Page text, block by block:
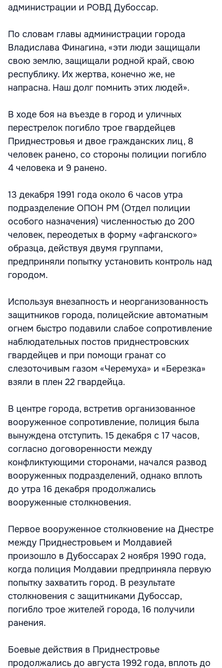
администрации и РОВД Дубоссар.
По словам главы администрации города
Владислава Финагина, «эти люди защищали
свою землю, защищали родной край, свою
республику. Их жертва, конечно же, не
напрасна. Наш долг помнить этих людей».
В ходе боя на въезде в город и уличных
перестрелок погибло трое гвардейцев
Приднестровья и двое гражданских лиц, 8
человек ранено, со стороны полиции погибло
4 человека и 9 ранено.
13 декабря 1991 года около 6 часов утра
подразделение ОПОН РМ (Отдел полиции
особого назначения) численностью до 200
человек, переодетых в форму «афганского»
образца, действуя двумя группами,
предприняли попытку установить контроль над
городом.
Используя внезапность и неорганизованность
защитников города, полицейские автоматным
огнем быстро подавили слабое сопротивление
наблюдательных постов приднестровских
гвардейцев и при помощи гранат со
слезоточивым газом «Черемуха» и «Березка»
взяли в плен 22 гвардейца.
В центре города, встретив организованное
вооруженное сопротивление, полиция была
вынуждена отступить. 15 декабря с 17 часов,
согласно договоренности между
конфликтующими сторонами, начался развод
вооруженных подразделений, однако вплоть
до утра 16 декабря продолжались
вооруженные столкновения.
Первое вооруженное столкновение на Днестре
между Приднестровьем и Молдавией
произошло в Дубоссарах 2 ноября 1990 года,
когда полиция Молдавии предприняла первую
попытку захватить город. В результате
столкновения с защитниками Дубоссар,
погибло трое жителей города, 16 получили
ранения.
Боевые действия в Приднестровье
продолжались до августа 1992 года, вплоть до